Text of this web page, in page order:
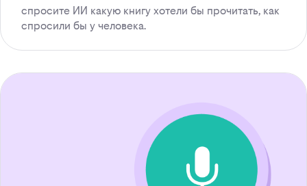
спросите ИИ какую книгу хотели бы прочитать, как
спросили бы у человека.